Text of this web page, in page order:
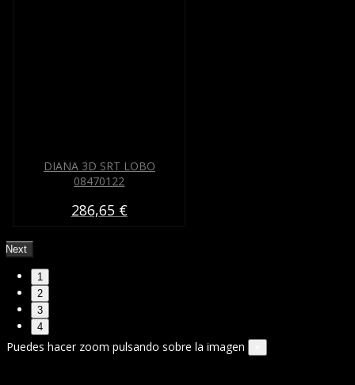
DIANA 3D SRT LOBO
08470122
286,65 €
Next
1
2
3
4
Puedes hacer zoom pulsando sobre la imagen